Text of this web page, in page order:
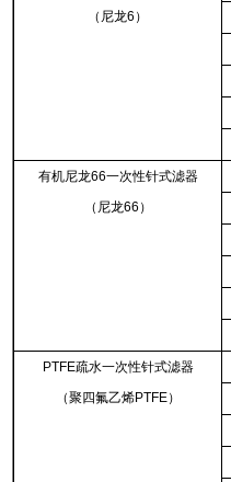
（尼龙6）
有机尼龙66一次性针式滤器
（尼龙66）
PTFE疏水一次性针式滤器
（聚四氟乙烯PTFE）